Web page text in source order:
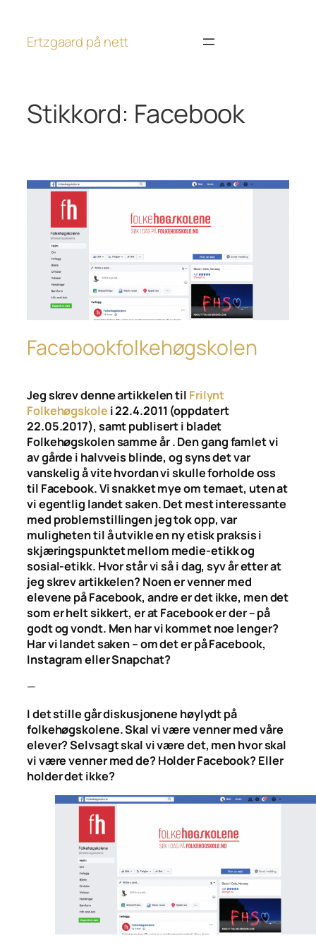
innhold
Ertzgaard på nett
Stikkord: Facebook
Facebookfolkehøgskolen
Jeg skrev denne artikkelen til Frilynt
Folkehøgskole i 22.4.2011 (oppdatert
22.05.2017), samt publisert i bladet
Folkehøgskolensamme år . Den gang famlet vi
av gårde i halvveis blinde, og syns det var
vanskelig å vite hvordan vi skulle forholde oss
til Facebook. Vi snakket mye om temaet, uten at
vi egentlig landet saken. Det mest interessante
med problemstillingen jeg tok opp, var
muligheten til å utvikle en ny etisk praksis i
skjæringspunktet mellom medie-etikk og
sosial-etikk. Hvor står vi så i dag, syv år etter at
jeg skrev artikkelen? Noen er venner med
elevene på Facebook, andre er det ikke, men det
som er helt sikkert, er at Facebook er der – på
godt og vondt. Men har vi kommet noe lenger?
Har vi landet saken – om det er på Facebook,
Instagram eller Snapchat?
—
I det stille går diskusjonene høylydt på
folkehøgskolene. Skal vi være venner med våre
elever? Selvsagt skal vi være det, men hvor skal
vi være venner med de? Holder Facebook? Eller
holder det ikke?